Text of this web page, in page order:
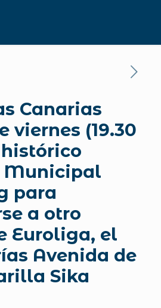
Canarias
viernes (19.30
Municipal
para
a otro
Euroliga, el
Avenida de
Sika